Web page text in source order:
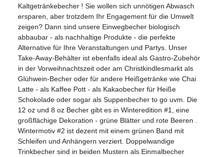
Kaltgetränkebecher ! Sie wollen sich unnötigen Abwasch
ersparen, aber trotzdem Ihr Engagement für die Umwelt
zeigen? Dann sind unsere Einwegbecher biologisch
abbaubar - als nachhaltige Produkte - die perfekte
Alternative für Ihre Veranstaltungen und Partys. Unser
Take-Away-Behälter ist ebenfalls ideal als Gastro-Zubehör
in der Vorweihnachtszeit oder am Christkindlesmarkt als
Glühwein-Becher oder für andere Heißgetränke wie Chai
Latte - als Kaffee Pott - als Kakaobecher für Heiße
Schokolade oder sogar als Suppenbecher to go uvm. Die
12 oz und 8 oz Becher gibt es in Winteredition #1, eine
großflächige Dekoration - grüne Blätter und rote Beeren .
Wintermotiv #2 ist dezent mit einem grünen Band mit
Schleifen und Anhängern verziert. Doppelwandige
Trinkbecher sind in beiden Mustern als Einmalbecher